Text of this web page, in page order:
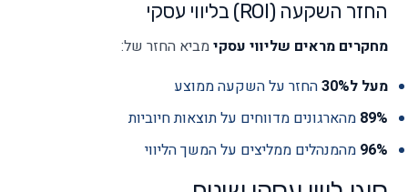
החזר השקעה (ROI) בליווי עסקי
מחקרים מראים שליווי עסקימביא החזר של:
מעל ל30%
החזר על השקעה ממוצע
89% מהארגונים מדווחים על תוצאות חיוביות
96% מהמנהלים ממליצים על המשך הליווי